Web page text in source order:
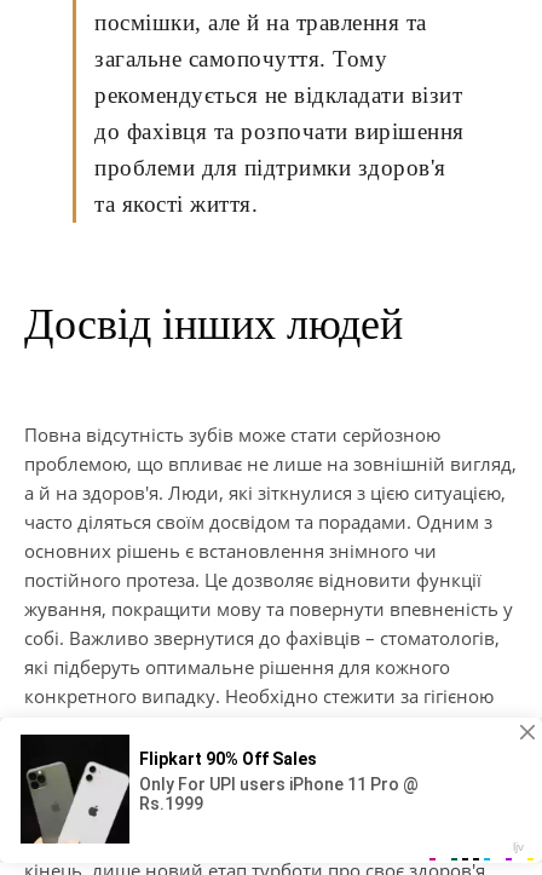
посмішки, але й на травлення та
загальне самопочуття. Тому
рекомендується не відкладати візит
до фахівця та розпочати вирішення
проблеми для підтримки здоров'я
та якості життя.
Досвід інших людей
Повна відсутність зубів може стати серйозною
проблемою, що впливає не лише на зовнішній вигляд,
а й на здоров'я. Люди, які зіткнулися з цією ситуацією,
часто діляться своїм досвідом та порадами. Одним з
основних рішень є встановлення знімного чи
постійного протеза. Це дозволяє відновити функції
жування, покращити мову та повернути впевненість у
собі. Важливо звернутися до фахівців – стоматологів,
які підберуть оптимальне рішення для кожного
конкретного випадку. Необхідно стежити за гігієною
дотримуватися рекомендацій щодо догляду за
протезами. Важливо пам'ятати, що сучасна
стоматологія пропонує різноманітні методи
відновлення зубів, і повна відсутність зубів означає
кінець, лише новий етап турботи про своє здоров'я.